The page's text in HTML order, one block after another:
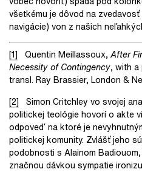
všetkému je dôvod na
navigácie) von z našich
[1] Quentin Meillassoux, After
Necessity of Contingency, with a
transl. Ray Brassier, London &
[2] Simon Critchley vo svojej
politickej teológie hovorí o akte
odpoveď na ktoré je
politickej komunity. Zvlášť jeho
podobnosti s Alainom
značnou dávkou sympatie